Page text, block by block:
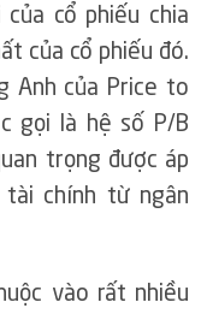
cổ phiếu chia
của cổ phiếu đó.
Anh của Price to
gọi là hệ số P/B
trọng được áp
chính từ ngân
vào rất nhiều